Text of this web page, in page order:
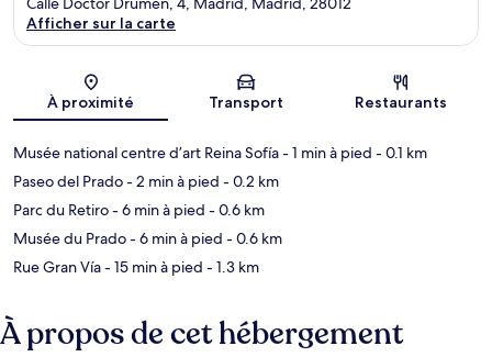
Carte
Afficher sur la carte
À proximité Transport Restaurants
Musée national centre d’art Reina Sofía- 1 min à pied - 0.1 km
Paseo del Prado- 2 min à pied - 0.2 km
Parc du Retiro- 6 min à pied - 0.6 km
Musée du Prado- 6 min à pied - 0.6 km
Rue Gran Vía- 15 min à pied - 1.3 km
À propos de cet hébergement